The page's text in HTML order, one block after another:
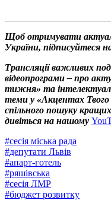
Щоб отримувати
України, підписуйтеся
Трансляції важливих
відеопрограми – про
тижня» та
теми у «Акцентах Твого
спільного пошуку
дивіться на нашому
#сесія міська рада
#депутати Львів
#апарт-готель
#ряшівська
#сесія ЛМР
#бюджет розвитку